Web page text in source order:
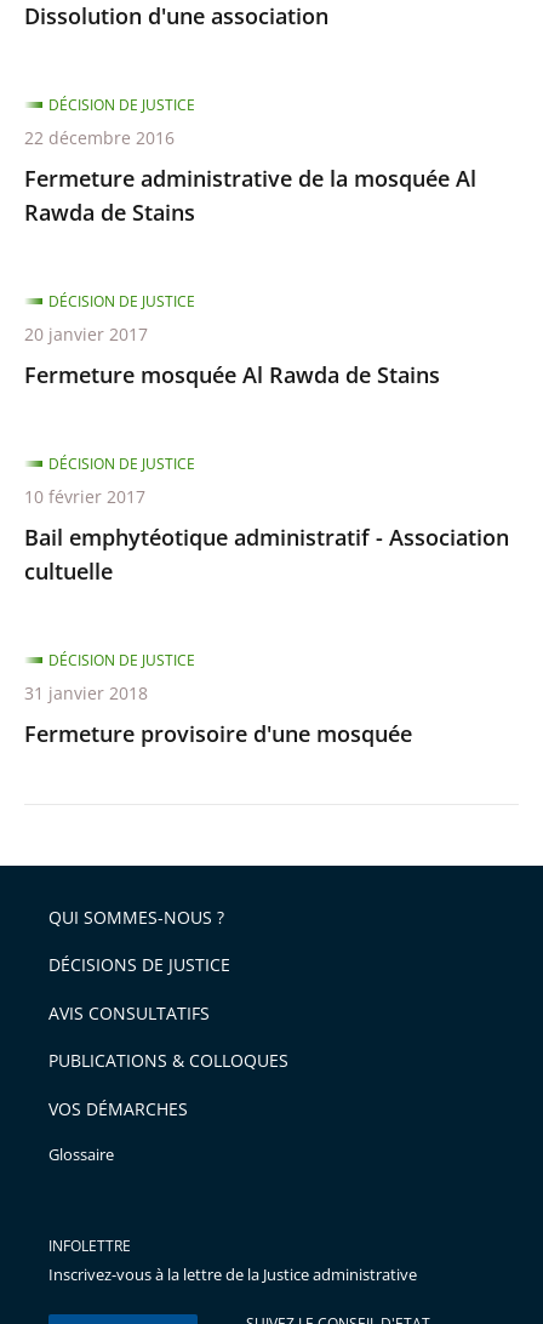
Dissolution d'une association
Fermeture administrative de la mosquée Al
Rawda de Stains
DÉCISION DE JUSTICE
22 décembre 2016
Fermeture mosquée Al Rawda de Stains
DÉCISION DE JUSTICE
20 janvier 2017
Bail emphytéotique administratif - Association
cultuelle
DÉCISION DE JUSTICE
10 février 2017
Fermeture provisoire d'une mosquée
DÉCISION DE JUSTICE
31 janvier 2018
QUI SOMMES-NOUS ?
DÉCISIONS DE JUSTICE
AVIS CONSULTATIFS
PUBLICATIONS & COLLOQUES
VOS DÉMARCHES
Glossaire
INFOLETTRE
Inscrivez-vous à la lettre de la Justice administrative